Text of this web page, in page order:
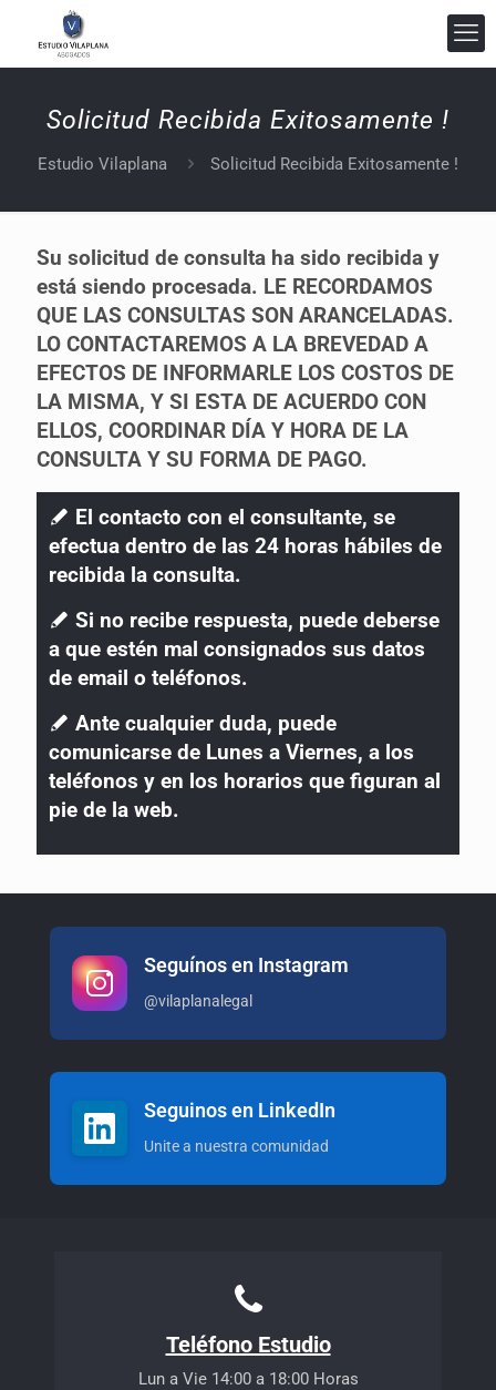
Solicitud Recibida Exitosamente !
Estudio Vilaplana Solicitud Recibida Exitosamente !
Su solicitud de consulta ha sido recibida y
está siendo procesada. LE RECORDAMOS
QUE LAS CONSULTAS SON ARANCELADAS.
LO CONTACTAREMOS A LA BREVEDAD A
EFECTOS DE INFORMARLE LOS COSTOS DE
LA MISMA, Y SI ESTA DE ACUERDO CON
ELLOS, COORDINAR DÍA Y HORA DE LA
CONSULTA Y SU FORMA DE PAGO.
El contacto con el consultante, se
efectua dentro de las 24 horas hábiles de
recibida la consulta.
Si no recibe respuesta, puede deberse
a que estén mal consignados sus datos
de email o teléfonos.
Ante cualquier duda, puede
comunicarse de Lunes a Viernes, a los
teléfonos y en los horarios que figuran al
pie de la web.
Seguínos en Instagram
@vilaplanalegal
Seguinos en LinkedIn
Unite a nuestra comunidad
Teléfono Estudio
Lun a Vie 14:00 a 18:00 Horas
Estudio Vilaplana Abogados
En línea